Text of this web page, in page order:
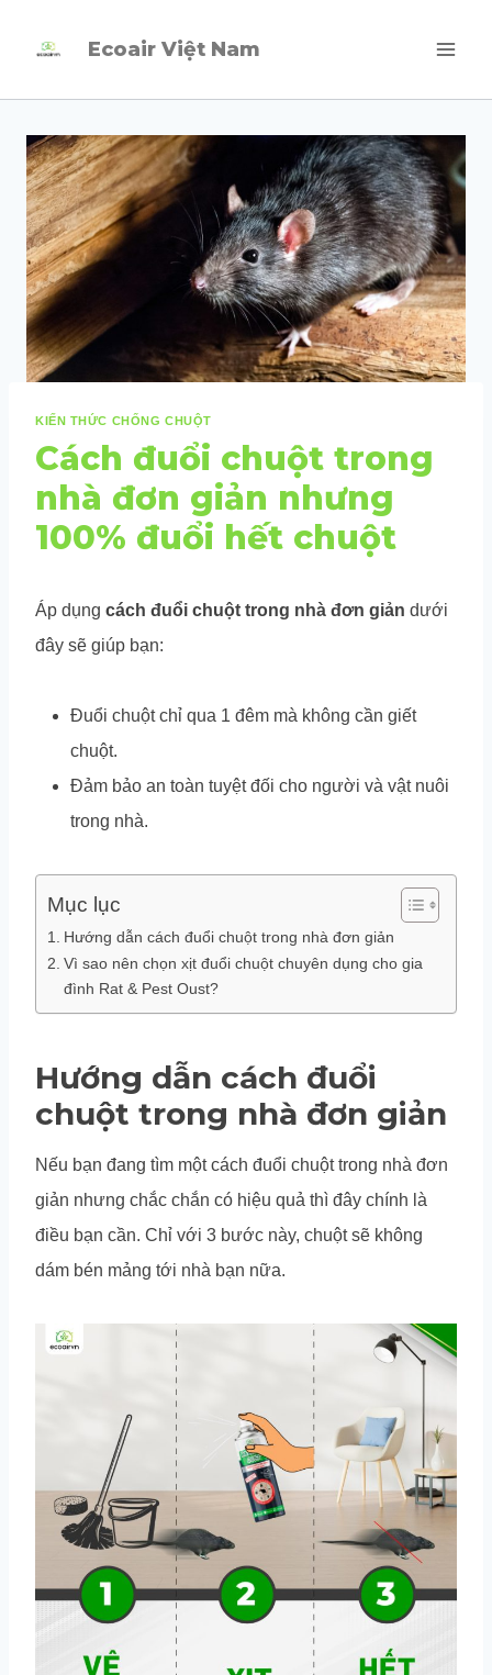
Ecoair Việt Nam
KIẾN THỨC CHỐNG CHUỘT
Cách đuổi chuột trong
nhà đơn giản nhưng
100% đuổi hết chuột
Áp dụng cách đuổi chuột trong nhà đơn giản dưới
đây sẽ giúp bạn:
Đuổi chuột chỉ qua 1 đêm mà không cần giết
chuột.
Đảm bảo an toàn tuyệt đối cho người và vật nuôi
trong nhà.
Mục lục
Hướng dẫn cách đuổi chuột trong nhà đơn giản
Vì sao nên chọn xịt đuổi chuột chuyên dụng cho gia
đình Rat & Pest Oust?
Hướng dẫn cách đuổi
chuột trong nhà đơn giản
Nếu bạn đang tìm một cách đuổi chuột trong nhà đơn
giản nhưng chắc chắn có hiệu quả thì đây chính là
điều bạn cần. Chỉ với 3 bước này, chuột sẽ không
dám bén mảng tới nhà bạn nữa.